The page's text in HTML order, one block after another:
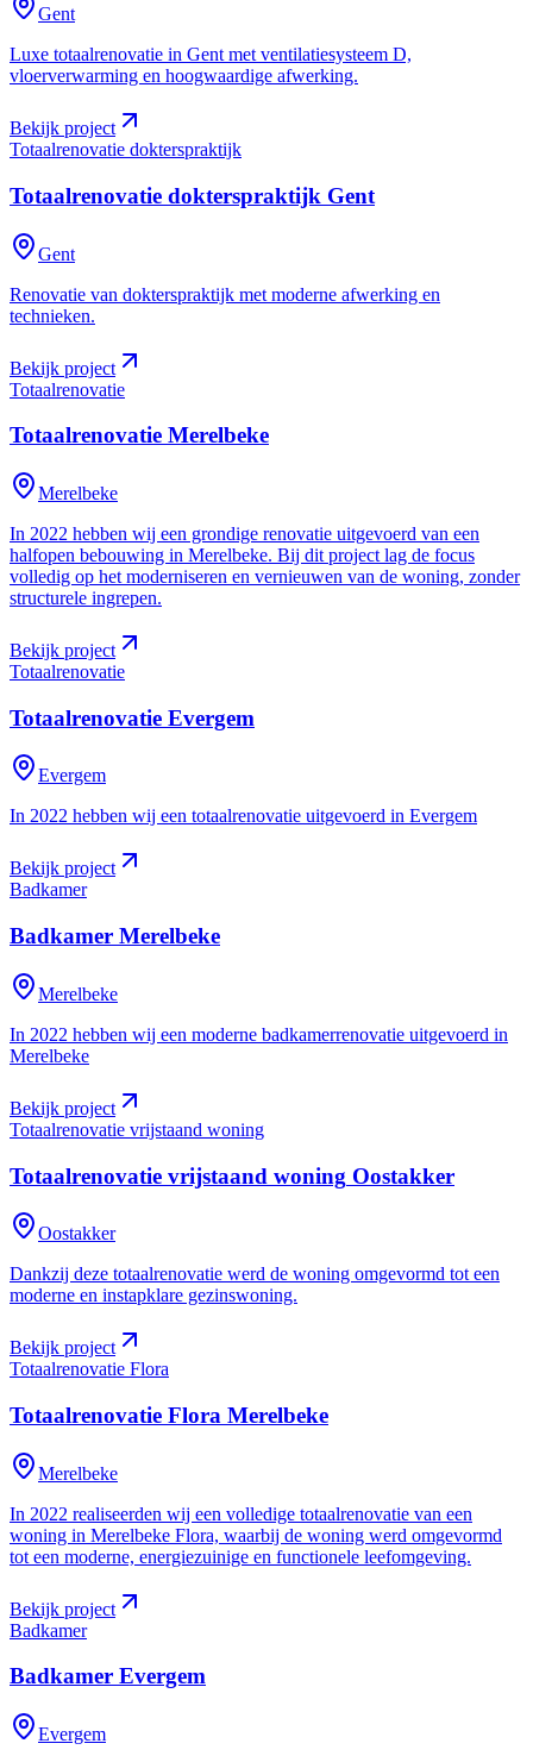
Gent
Luxe totaalrenovatie in Gent met ventilatiesysteem D,
vloerverwarming en hoogwaardige afwerking.
Bekijk project
Totaalrenovatie dokterspraktijk
Totaalrenovatie dokterspraktijk Gent
Gent
Renovatie van dokterspraktijk met moderne afwerking en
technieken.
Bekijk project
Totaalrenovatie
Totaalrenovatie Merelbeke
Merelbeke
In 2022 hebben wij een grondige renovatie uitgevoerd van een
halfopen bebouwing in Merelbeke. Bij dit project lag de focus
volledig op het moderniseren en vernieuwen van de woning, zonder
structurele ingrepen.
Bekijk project
Totaalrenovatie
Totaalrenovatie Evergem
Evergem
In 2022 hebben wij een totaalrenovatie uitgevoerd in Evergem
Bekijk project
Badkamer
Badkamer Merelbeke
Merelbeke
In 2022 hebben wij een moderne badkamerrenovatie uitgevoerd in
Merelbeke
Bekijk project
Totaalrenovatie vrijstaand woning
Totaalrenovatie vrijstaand woning Oostakker
Oostakker
Dankzij deze totaalrenovatie werd de woning omgevormd tot een
moderne en instapklare gezinswoning.
Bekijk project
Totaalrenovatie Flora
Totaalrenovatie Flora Merelbeke
Merelbeke
In 2022 realiseerden wij een volledige totaalrenovatie van een
woning in Merelbeke Flora, waarbij de woning werd omgevormd
tot een moderne, energiezuinige en functionele leefomgeving.
Bekijk project
Badkamer
Badkamer Evergem
Evergem